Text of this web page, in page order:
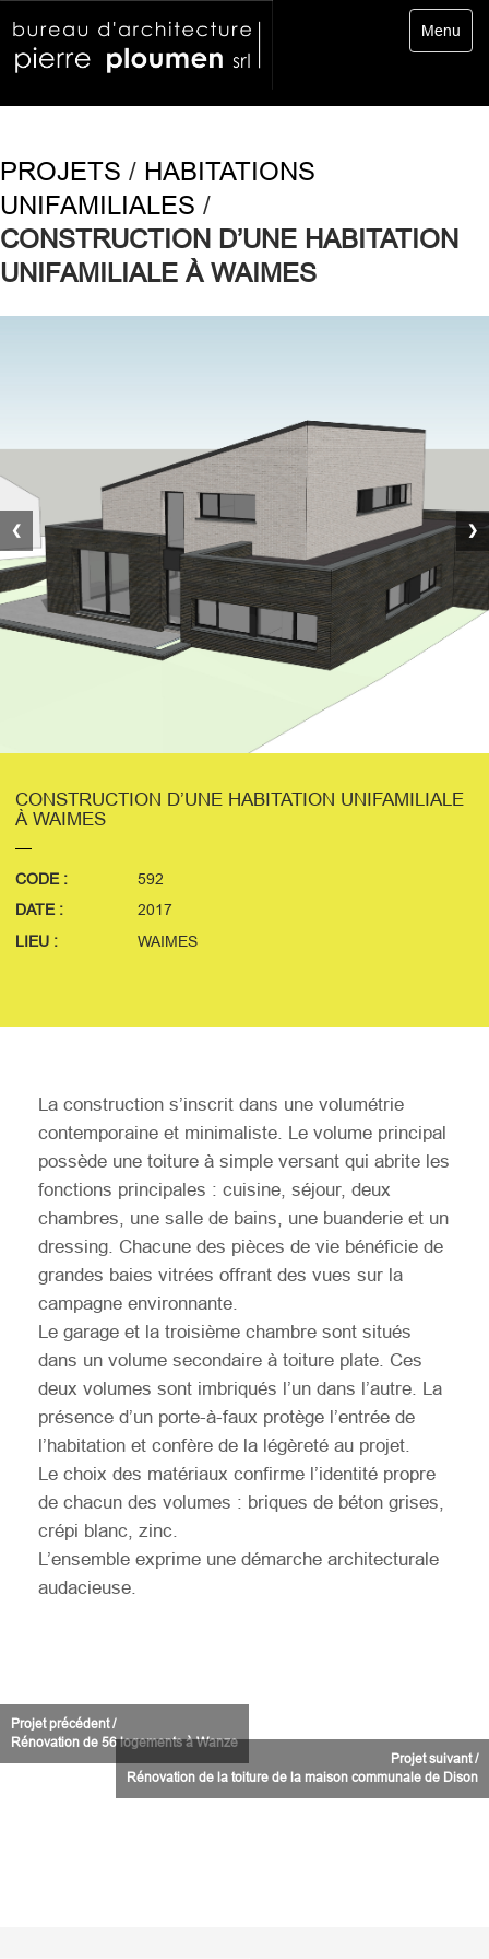
Toggle
Menu
PROJETS / HABITATIONS
UNIFAMILIALES /
CONSTRUCTION D’UNE HABITATION
UNIFAMILIALE À WAIMES
❮ ❯
CONSTRUCTION D’UNE HABITATION UNIFAMILIALE
À WAIMES
CODE :
592
DATE :
2017
LIEU :
WAIMES
La construction s’inscrit dans une volumétrie
contemporaine et minimaliste. Le volume principal
possède une toiture à simple versant qui abrite les
fonctions principales : cuisine, séjour, deux
chambres, une salle de bains, une buanderie et un
dressing. Chacune des pièces de vie bénéficie de
grandes baies vitrées offrant des vues sur la
campagne environnante.
Le garage et la troisième chambre sont situés
dans un volume secondaire à toiture plate. Ces
deux volumes sont imbriqués l’un dans l’autre. La
présence d’un porte-à-faux protège l’entrée de
l’habitation et confère de la légèreté au projet.
Le choix des matériaux confirme l’identité propre
de chacun des volumes : briques de béton grises,
crépi blanc, zinc.
L’ensemble exprime une démarche architecturale
audacieuse.
Projet précédent /
Rénovation de 56 logements à Wanze
Projet suivant /
Rénovation de la toiture de la maison communale de Dison